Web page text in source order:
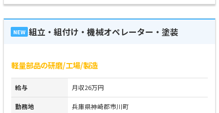
NEW 組立・組付け・機械オペレーター・塗装
軽量部品の研磨/工場/製造
給与 月収26万円
勤務地 兵庫県神崎郡市川町